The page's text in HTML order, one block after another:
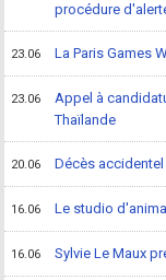
procédure
23.06 La Paris Games
23.06
Appel à
Thaïlande
20.06 Décès
16.06 Le studio
16.06 Sylvie Le Maux